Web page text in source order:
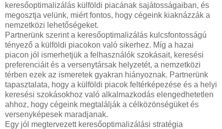
keresőoptimalizálás külföldi piacának sajátosságaiban, és
megosztja velünk, miért fontos, hogy cégeink kiaknázzák a
nemzetközi lehetőségeket.
Partnerünk szerint a keresőoptimalizálás kulcsfontosságú
tényező a külföldi piacokon való sikerhez. Míg a hazai
piacon jól ismerhetjük a felhasználók szokásait, keresési
preferenciáit és a versenytársak helyzetét, a nemzetközi
térben ezek az ismeretek gyakran hiányoznak. Partnerünk
tapasztalata, hogy a külföldi piacok feltérképezése és a helyi
keresési szokásokhoz való alkalmazkodás elengedhetetlen
ahhoz, hogy cégeink megtalálják a célközönségüket és
versenyképesek maradjanak.
Egy jól megtervezett keresőoptimalizálási stratégia